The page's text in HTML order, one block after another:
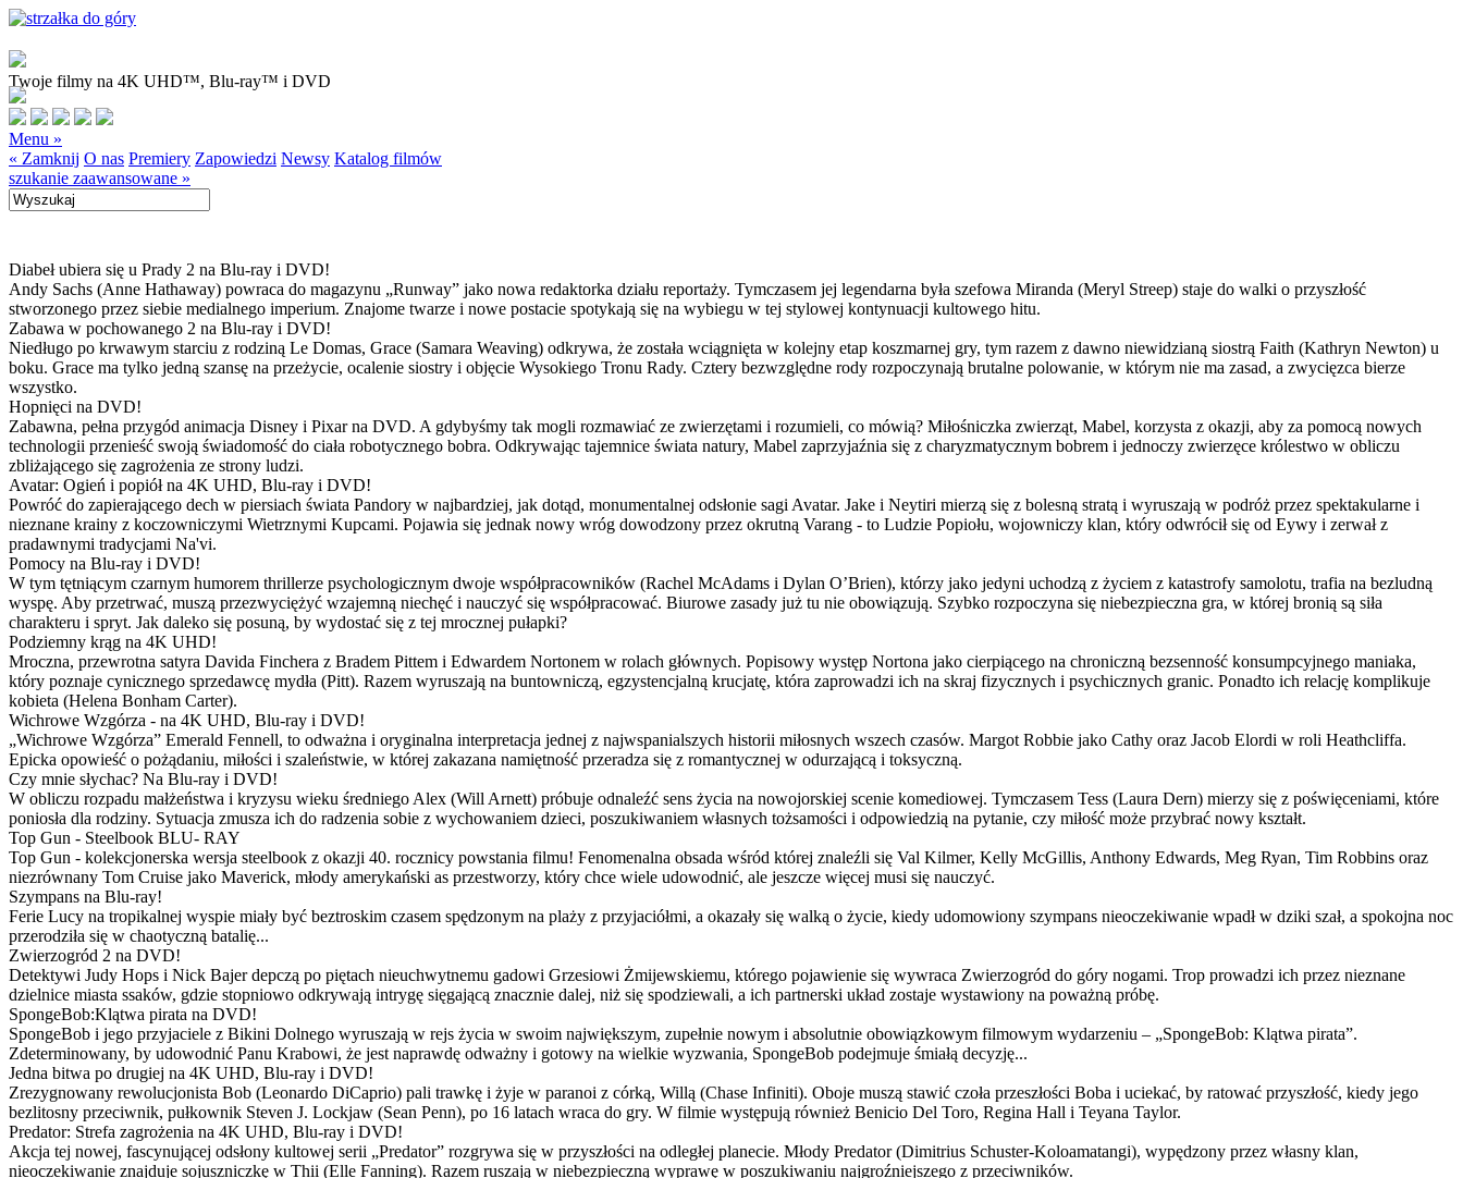
Twoje filmy na 4K UHD™, Blu-ray™ i DVD
Menu »
« Zamknij O nas Premiery Zapowiedzi Newsy Katalog filmów
szukanie zaawansowane »
Diabeł ubiera się u Prady 2 na Blu-ray i DVD!
Andy Sachs (Anne Hathaway) powraca do magazynu „Runway” jako nowa redaktorka działu reportaży. Tymczasem jej legendarna była szefowa Miranda (Meryl Streep) staje do walki o przyszłość
stworzonego przez siebie medialnego imperium. Znajome twarze i nowe postacie spotykają się na wybiegu w tej stylowej kontynuacji kultowego hitu.
Zabawa w pochowanego 2 na Blu-ray i DVD!
Niedługo po krwawym starciu z rodziną Le Domas, Grace (Samara Weaving) odkrywa, że została wciągnięta w kolejny etap koszmarnej gry, tym razem z dawno niewidzianą siostrą Faith (Kathryn Newton) u
boku. Grace ma tylko jedną szansę na przeżycie, ocalenie siostry i objęcie Wysokiego Tronu Rady. Cztery bezwzględne rody rozpoczynają brutalne polowanie, w którym nie ma zasad, a zwycięzca bierze
wszystko.
Hopnięci na DVD!
Zabawna, pełna przygód animacja Disney i Pixar na DVD. A gdybyśmy tak mogli rozmawiać ze zwierzętami i rozumieli, co mówią? Miłośniczka zwierząt, Mabel, korzysta z okazji, aby za pomocą nowych
technologii przenieść swoją świadomość do ciała robotycznego bobra. Odkrywając tajemnice świata natury, Mabel zaprzyjaźnia się z charyzmatycznym bobrem i jednoczy zwierzęce królestwo w obliczu
zbliżającego się zagrożenia ze strony ludzi.
Avatar: Ogień i popiół na 4K UHD, Blu-ray i DVD!
Powróć do zapierającego dech w piersiach świata Pandory w najbardziej, jak dotąd, monumentalnej odsłonie sagi Avatar. Jake i Neytiri mierzą się z bolesną stratą i wyruszają w podróż przez spektakularne i
nieznane krainy z koczowniczymi Wietrznymi Kupcami. Pojawia się jednak nowy wróg dowodzony przez okrutną Varang - to Ludzie Popiołu, wojowniczy klan, który odwrócił się od Eywy i zerwał z
pradawnymi tradycjami Na'vi.
Pomocy na Blu-ray i DVD!
W tym tętniącym czarnym humorem thrillerze psychologicznym dwoje współpracowników (Rachel McAdams i Dylan O’Brien), którzy jako jedyni uchodzą z życiem z katastrofy samolotu, trafia na bezludną
wyspę. Aby przetrwać, muszą przezwyciężyć wzajemną niechęć i nauczyć się współpracować. Biurowe zasady już tu nie obowiązują. Szybko rozpoczyna się niebezpieczna gra, w której bronią są siła
charakteru i spryt. Jak daleko się posuną, by wydostać się z tej mrocznej pułapki?
Podziemny krąg na 4K UHD!
Mroczna, przewrotna satyra Davida Finchera z Bradem Pittem i Edwardem Nortonem w rolach głównych. Popisowy występ Nortona jako cierpiącego na chroniczną bezsenność konsumpcyjnego maniaka,
który poznaje cynicznego sprzedawcę mydła (Pitt). Razem wyruszają na buntowniczą, egzystencjalną krucjatę, która zaprowadzi ich na skraj fizycznych i psychicznych granic. Ponadto ich relację komplikuje
kobieta (Helena Bonham Carter).
Wichrowe Wzgórza - na 4K UHD, Blu-ray i DVD!
„Wichrowe Wzgórza” Emerald Fennell, to odważna i oryginalna interpretacja jednej z najwspanialszych historii miłosnych wszech czasów. Margot Robbie jako Cathy oraz Jacob Elordi w roli Heathcliffa.
Epicka opowieść o pożądaniu, miłości i szaleństwie, w której zakazana namiętność przeradza się z romantycznej w odurzającą i toksyczną.
Czy mnie słychac? Na Blu-ray i DVD!
W obliczu rozpadu małżeństwa i kryzysu wieku średniego Alex (Will Arnett) próbuje odnaleźć sens życia na nowojorskiej scenie komediowej. Tymczasem Tess (Laura Dern) mierzy się z poświęceniami, które
poniosła dla rodziny. Sytuacja zmusza ich do radzenia sobie z wychowaniem dzieci, poszukiwaniem własnych tożsamości i odpowiedzią na pytanie, czy miłość może przybrać nowy kształt.
Top Gun - Steelbook BLU- RAY
Top Gun - kolekcjonerska wersja steelbook z okazji 40. rocznicy powstania filmu! Fenomenalna obsada wśród której znaleźli się Val Kilmer, Kelly McGillis, Anthony Edwards, Meg Ryan, Tim Robbins oraz
niezrównany Tom Cruise jako Maverick, młody amerykański as przestworzy, który chce wiele udowodnić, ale jeszcze więcej musi się nauczyć.
Szympans na Blu-ray!
Ferie Lucy na tropikalnej wyspie miały być beztroskim czasem spędzonym na plaży z przyjaciółmi, a okazały się walką o życie, kiedy udomowiony szympans nieoczekiwanie wpadł w dziki szał, a spokojna noc
przerodziła się w chaotyczną batalię...
Zwierzogród 2 na DVD!
Detektywi Judy Hops i Nick Bajer depczą po piętach nieuchwytnemu gadowi Grzesiowi Żmijewskiemu, którego pojawienie się wywraca Zwierzogród do góry nogami. Trop prowadzi ich przez nieznane
dzielnice miasta ssaków, gdzie stopniowo odkrywają intrygę sięgającą znacznie dalej, niż się spodziewali, a ich partnerski układ zostaje wystawiony na poważną próbę.
SpongeBob:Klątwa pirata na DVD!
SpongeBob i jego przyjaciele z Bikini Dolnego wyruszają w rejs życia w swoim największym, zupełnie nowym i absolutnie obowiązkowym filmowym wydarzeniu – „SpongeBob: Klątwa pirata”.
Zdeterminowany, by udowodnić Panu Krabowi, że jest naprawdę odważny i gotowy na wielkie wyzwania, SpongeBob podejmuje śmiałą decyzję...
Jedna bitwa po drugiej na 4K UHD, Blu-ray i DVD!
Zrezygnowany rewolucjonista Bob (Leonardo DiCaprio) pali trawkę i żyje w paranoi z córką, Willą (Chase Infiniti). Oboje muszą stawić czoła przeszłości Boba i uciekać, by ratować przyszłość, kiedy jego
bezlitosny przeciwnik, pułkownik Steven J. Lockjaw (Sean Penn), po 16 latach wraca do gry. W filmie występują również Benicio Del Toro, Regina Hall i Teyana Taylor.
Predator: Strefa zagrożenia na 4K UHD, Blu-ray i DVD!
Akcja tej nowej, fascynującej odsłony kultowej serii „Predator” rozgrywa się w przyszłości na odległej planecie. Młody Predator (Dimitrius Schuster-Koloamatangi), wypędzony przez własny klan,
nieoczekiwanie znajduje sojuszniczkę w Thii (Elle Fanning). Razem ruszają w niebezpieczną wyprawę w poszukiwaniu najgroźniejszego z przeciwników.